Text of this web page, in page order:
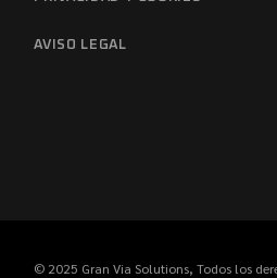
AVISO LEGAL
© 2025 Gran Via Solutions, Todos los